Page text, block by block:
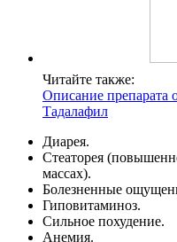
Читайте также:
Описание препарата
Тадалафил
Диарея.
Стеаторея
массах).
Болезненные
Гиповитаминоз.
Сильное похудение.
Анемия.